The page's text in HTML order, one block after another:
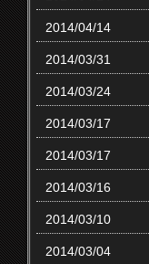
2014/04/14
2014/03/31
2014/03/24
2014/03/17
2014/03/17
2014/03/16
2014/03/10
2014/03/04